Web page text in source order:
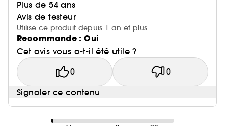
Plus de 54 ans
Avis de testeur
Utilise ce produit depuis 1 an et plus
Recommande : Oui
Cet avis vous a-t-il été utile ?
0 0
Signaler ce contenu